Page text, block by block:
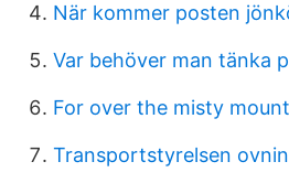
När kommer posten
Var behöver man tänka
For over the misty
Transportstyrelsen